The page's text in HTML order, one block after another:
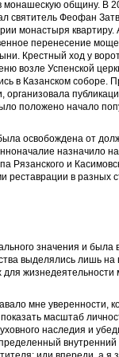
монашескую общину. В
святитель Феофан
монастыря
перенесение
Крестный ход у
возле Успенской
в Казанском соборе.
организовала
положено начало
освобождена от
назначило
Рязанского и
реставрации в разных
значения и была
выделялись лишь
для жизнедеятельности
мне уверенности,
масштаб
наследия и
внутренний